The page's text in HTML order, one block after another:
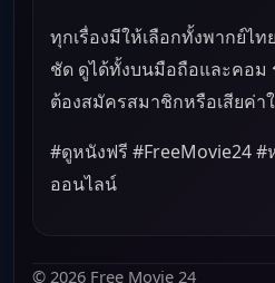
ทุกเรื่องมีให้เลือกทั้งพากย์ไ
ชัด ดูได้ทั้งบนมือถือและคอม
ต้องสมัครสมาชิกหรือเสียค่า
#ดูหนังฟรี #FreeMovie24
ออนไลน์
© 2026 Free Movie 24